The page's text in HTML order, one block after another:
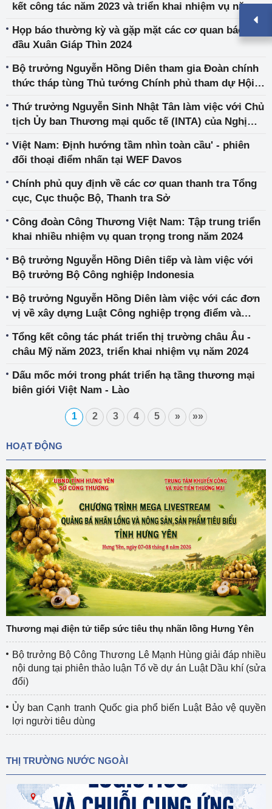
kết công tác năm 2023 và triển khai nhiệm vụ năm
Họp báo thường kỳ và gặp mặt các cơ quan báo chí
đầu Xuân Giáp Thìn 2024
Bộ trưởng Nguyễn Hồng Diên tham gia Đoàn chính
thức tháp tùng Thủ tướng Chính phủ tham dự Hội
giới (WEF)
Thứ trưởng Nguyễn Sinh Nhật Tân làm việc với Chủ
tịch Ủy ban Thương mại quốc tế (INTA) của Nghị
Việt Nam: Định hướng tầm nhìn toàn cầu' - phiên
đối thoại điểm nhấn tại WEF Davos
Chính phủ quy định về các cơ quan thanh tra Tổng
cục, Cục thuộc Bộ, Thanh tra Sở
Công đoàn Công Thương Việt Nam: Tập trung triển
khai nhiều nhiệm vụ quan trọng trong năm 2024
Bộ trưởng Nguyễn Hồng Diên tiếp và làm việc với
Bộ trưởng Bộ Công nghiệp Indonesia
Bộ trưởng Nguyễn Hồng Diên làm việc với các đơn
vị về xây dựng Luật Công nghiệp trọng điểm và
chiến lược phát triển các ngành công nghiệp thuộc
phạm vi quản lý nhà nước của Bộ Công Thương
Tổng kết công tác phát triển thị trường châu Âu -
châu Mỹ năm 2023, triển khai nhiệm vụ năm 2024
Dấu mốc mới trong phát triển hạ tầng thương mại
biên giới Việt Nam - Lào
1 2 3 4 5 » »»
HOẠT ĐỘNG
Thương mại điện tử tiếp sức tiêu thụ nhãn lồng Hưng Yên
Bộ trưởng Bộ Công Thương Lê Mạnh Hùng giải đáp nhiều
nội dung tại phiên thảo luận Tổ về dự án Luật Dầu khí (sửa
đổi)
Ủy ban Cạnh tranh Quốc gia phổ biến Luật Bảo vệ quyền
lợi người tiêu dùng
THỊ TRƯỜNG NƯỚC NGOÀI